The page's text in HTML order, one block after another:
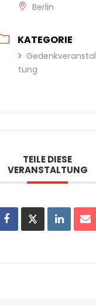
Berlin
KATEGORIE
Gedenkveranstal
tung
TEILE DIESE
VERANSTALTUNG